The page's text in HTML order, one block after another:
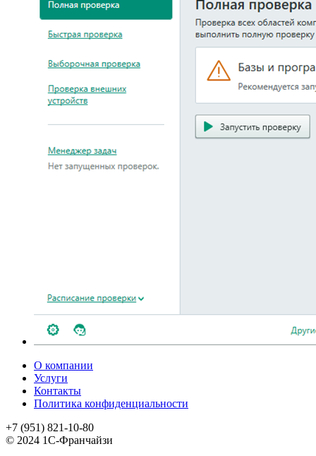
О компании
Услуги
Контакты
Политика конфиденциальности
+7 (951) 821-10-80
© 2024 1С-Франчайзи